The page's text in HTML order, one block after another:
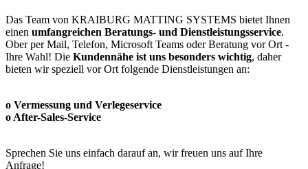
Das Team von KRAIBURG MATTING SYSTEMS bietet Ihnen
einen umfangreichen Beratungs- und Dienstleistungsservice.
Ober per Mail, Telefon, Microsoft Teams oder Beratung vor Ort -
Ihre Wahl! Die Kundennähe ist uns besonders wichtig, daher
bieten wir speziell vor Ort folgende Dienstleistungen an:
o Vermessung und Verlegeservice
o After-Sales-Service
Sprechen Sie uns einfach darauf an, wir freuen uns auf Ihre
Anfrage!